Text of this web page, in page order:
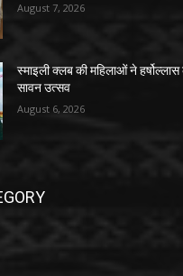
August 7, 2026
स्माइली क्लब की महिलाओं ने
सावन उत्सव
August 6, 2026